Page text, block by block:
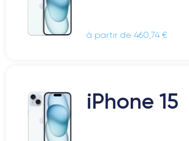
à partir de 460,74 €
iPhone 15